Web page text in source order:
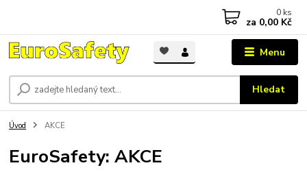
Menu
Hledat
0 ks
za 0,00 Kč
Úvod AKCE
EuroSafety: AKCE